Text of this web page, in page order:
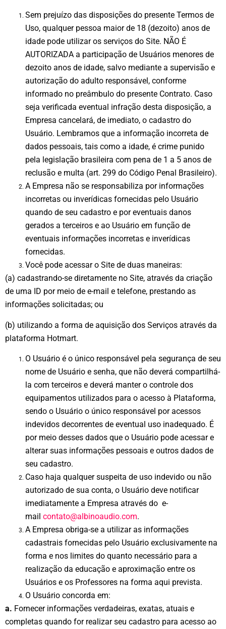
Sem prejuízo das disposições do presente Termos de
Uso, qualquer pessoa maior de 18 (dezoito) anos de
idade pode utilizar os serviços do Site. NÃO É
AUTORIZADA a participação de Usuários menores de
dezoito anos de idade, salvo mediante a supervisão e
autorização do adulto responsável, conforme
informado no preâmbulo do presente Contrato. Caso
seja verificada eventual infração desta disposição, a
Empresa cancelará, de imediato, o cadastro do
Usuário. Lembramos que a informação incorreta de
dados pessoais, tais como a idade, é crime punido
pela legislação brasileira com pena de 1 a 5 anos de
reclusão e multa (art. 299 do Código Penal Brasileiro).
A Empresa não se responsabiliza por informações
incorretas ou inverídicas fornecidas pelo Usuário
quando de seu cadastro e por eventuais danos
gerados a terceiros e ao Usuário em função de
eventuais informações incorretas e inverídicas
fornecidas.
Você pode acessar o Site de duas maneiras:
(a) cadastrando-se diretamente no Site, através da criação
de uma ID por meio de e-mail e telefone, prestando as
informações solicitadas; ou
(b) utilizando a forma de aquisição dos Serviços através da
plataforma Hotmart.
O Usuário é o único responsável pela segurança de seu
nome de Usuário e senha, que não deverá compartilhá-
la com terceiros e deverá manter o controle dos
equipamentos utilizados para o acesso à Plataforma,
sendo o Usuário o único responsável por acessos
indevidos decorrentes de eventual uso inadequado. É
por meio desses dados que o Usuário pode acessar e
alterar suas informações pessoais e outros dados de
seu cadastro.
Caso haja qualquer suspeita de uso indevido ou não
autorizado de sua conta, o Usuário deve notificar
imediatamente a Empresa através do e-
mail contato@albinoaudio.com.
A Empresa obriga-se a utilizar as informações
cadastrais fornecidas pelo Usuário exclusivamente na
forma e nos limites do quanto necessário para a
realização da educação e aproximação entre os
Usuários e os Professores na forma aqui prevista.
O Usuário concorda em:
a. Fornecer informações verdadeiras, exatas, atuais e
completas quando for realizar seu cadastro para acesso ao